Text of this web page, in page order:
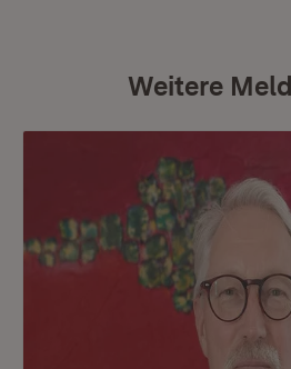
Weitere